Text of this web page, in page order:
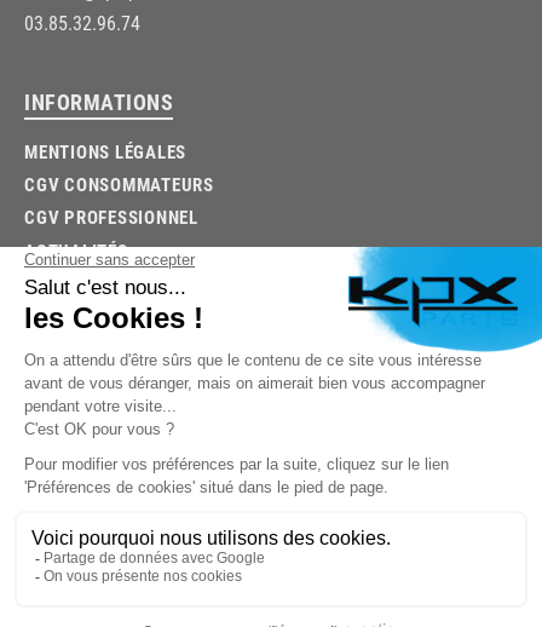
03.85.32.96.74
03.85.32.96.74
INFORMATIONS
MENTIONS LÉGALES
CGV CONSOMMATEURS
CGV PROFESSIONNEL
ACTUALITÉS